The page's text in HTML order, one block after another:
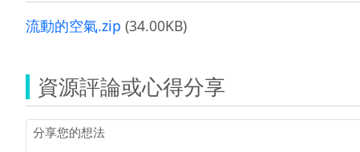
流動的空氣.zip (34.00KB)
資源評論或心得分享